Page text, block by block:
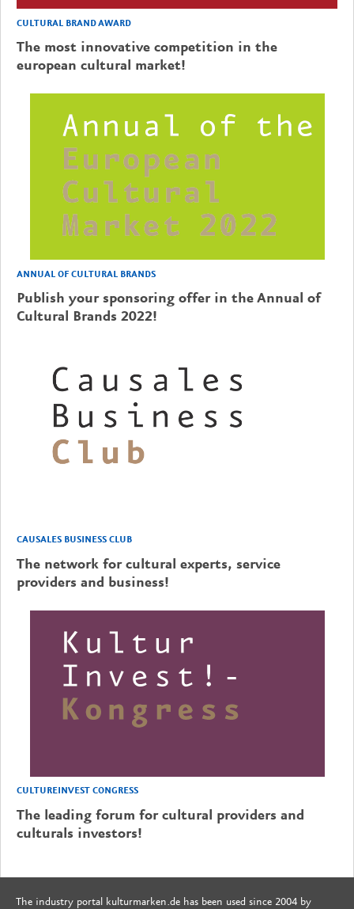
CULTURAL BRAND AWARD
The most innovative competition in the
european cultural market!
ANNUAL OF CULTURAL BRANDS
Publish your sponsoring offer in the Annual of
Cultural Brands 2022!
CAUSALES BUSINESS CLUB
The network for cultural experts, service
providers and business!
CULTUREINVEST CONGRESS
The leading forum for cultural providers and
culturals investors!
The industry portal kulturmarken.de has been used since 2004 by